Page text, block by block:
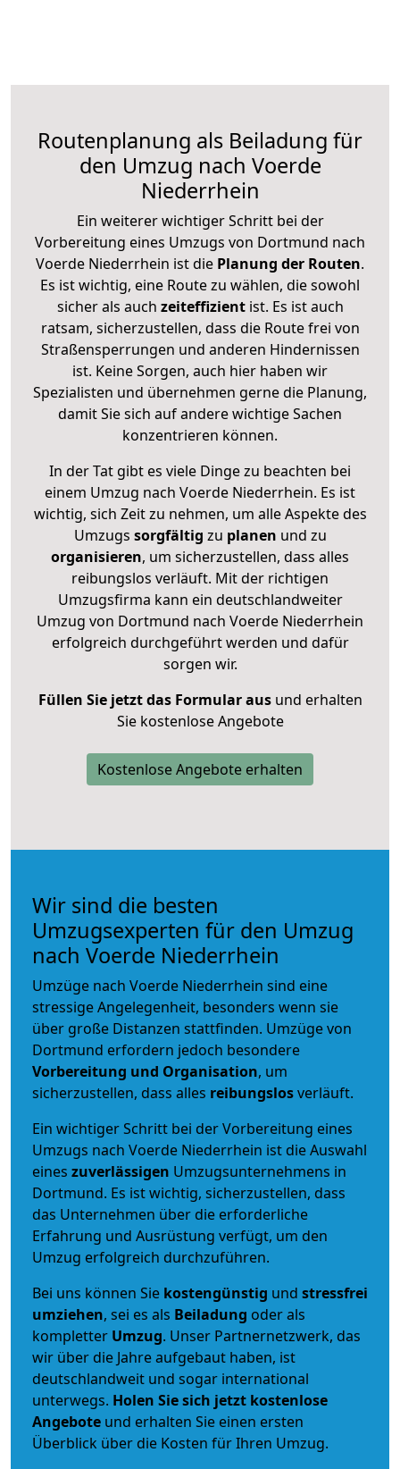
Routenplanung als Beiladung für
den Umzug nach Voerde
Niederrhein
Ein weiterer wichtiger Schritt bei der
Vorbereitung eines Umzugs von Dortmund nach
Voerde Niederrhein ist die Planung der Routen.
Es ist wichtig, eine Route zu wählen, die sowohl
sicher als auch zeiteffizientist. Es ist auch
ratsam, sicherzustellen, dass die Route frei von
Straßensperrungen und anderen Hindernissen
ist. Keine Sorgen, auch hier haben wir
Spezialisten und übernehmen gerne die Planung,
damit Sie sich auf andere wichtige Sachen
konzentrieren können.
In der Tat gibt es viele Dinge zu beachten bei
einem Umzug nach Voerde Niederrhein. Es ist
wichtig, sich Zeit zu nehmen, um alle Aspekte des
Umzugs sorgfältig zu planen und zu
organisieren, um sicherzustellen, dass alles
reibungslos verläuft. Mit der richtigen
Umzugsfirma kann ein deutschlandweiter
Umzug von Dortmund nach Voerde Niederrhein
erfolgreich durchgeführt werden und dafür
sorgen wir.
Füllen Sie jetzt das Formular ausund erhalten
Sie kostenlose Angebote
Kostenlose Angebote erhalten
Wir sind die besten
Umzugsexperten für den Umzug
nach Voerde Niederrhein
Umzüge nach Voerde Niederrhein sind eine
stressige Angelegenheit, besonders wenn sie
über große Distanzen stattfinden. Umzüge von
Dortmund erfordern jedoch besondere
Vorbereitung und Organisation, um
sicherzustellen, dass alles reibungslosverläuft.
Ein wichtiger Schritt bei der Vorbereitung eines
Umzugs nach Voerde Niederrhein ist die Auswahl
eines zuverlässigen Umzugsunternehmens in
Dortmund. Es ist wichtig, sicherzustellen, dass
das Unternehmen über die erforderliche
Erfahrung und Ausrüstung verfügt, um den
Umzug erfolgreich durchzuführen.
Bei uns können Sie kostengünstig und stressfrei
umziehen, sei es als Beiladung oder als
kompletter Umzug. Unser Partnernetzwerk, das
wir über die Jahre aufgebaut haben, ist
deutschlandweit und sogar international
unterwegs. Holen Sie sich jetzt kostenlose
Angebote und erhalten Sie einen ersten
Überblick über die Kosten für Ihren Umzug.